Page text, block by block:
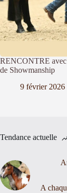
RENCONTRE
de Showmanship
9 février 2026
Tendance actuelle
A